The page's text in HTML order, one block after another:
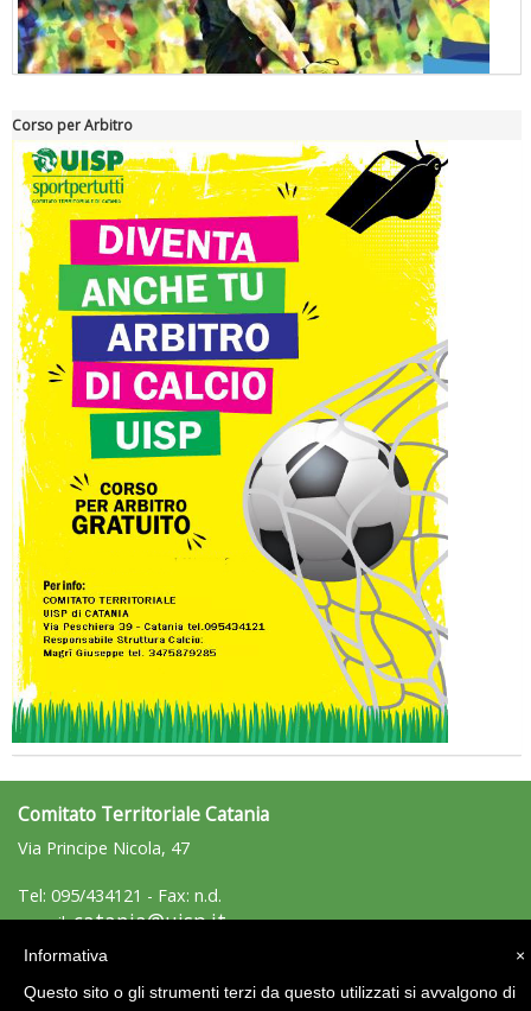
"Superare gli ostacoli": la relazione di Tiziano Pesce al CN Uisp
Luglio 2026: "Pensando con i piedi, si possono fare le
rivoluzioni"
Tiziano Pesce a Radio InBlu2000 traccia il bilancio della stagione
Corso per Arbitro
Comitato Territoriale Catania
Via Principe Nicola, 47
Tel: 095/434121 - Fax: n.d.
e-mail:catania@uisp.it
Area Riservata 2.0
×
Informativa
Questo sito o gli strumenti terzi da questo utilizzati si avvalgono di